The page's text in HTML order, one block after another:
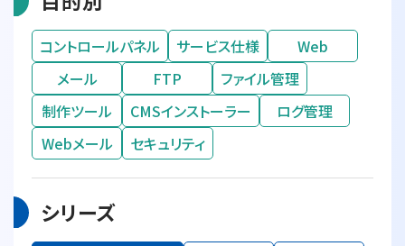
コントロールパネル サービス仕様
Web
メール
FTP
ファイル管理
制作ツール
CMSインストーラー
ログ管理
Webメール
セキュリティ
シリーズ